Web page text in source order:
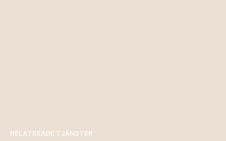
RELATERADE TJÄNSTER